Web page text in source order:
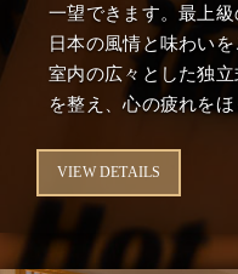
一望できます。最上
日本の風情と味わい
室内の広々とした独
を整え、心の疲れをほ
VIEW DETAILS